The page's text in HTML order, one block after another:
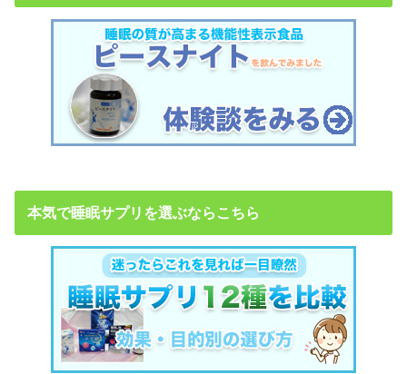
本気で睡眠サプリを選ぶならこちら